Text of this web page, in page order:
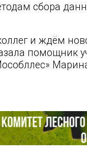
сбора
и ждём
помощник